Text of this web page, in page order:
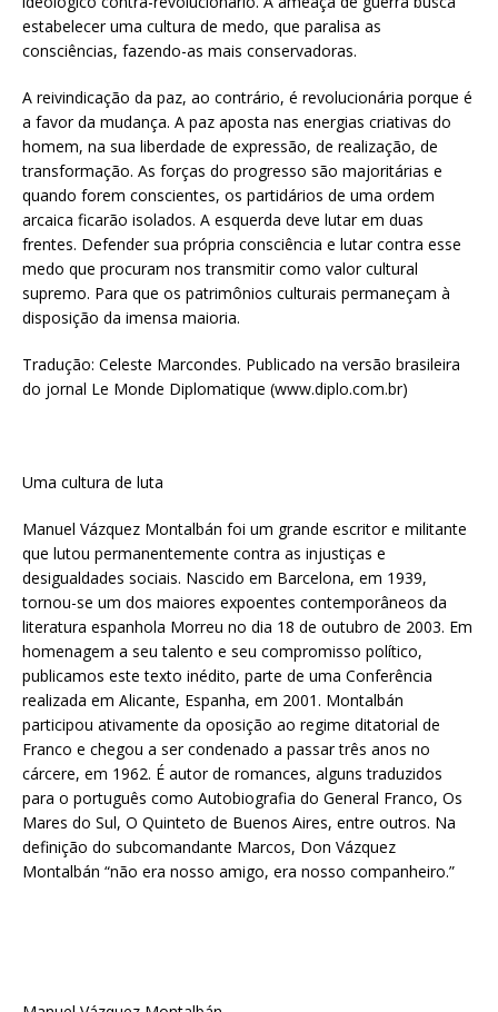
estabelecer uma cultura de medo, que paralisa as
consciências, fazendo-as mais conservadoras.
A reivindicação da paz, ao contrário, é revolucionária porque é
a favor da mudança. A paz aposta nas energias criativas do
homem, na sua liberdade de expressão, de realização, de
transformação. As forças do progresso são majoritárias e
quando forem conscientes, os partidários de uma ordem
arcaica ficarão isolados. A esquerda deve lutar em duas
frentes. Defender sua própria consciência e lutar contra esse
medo que procuram nos transmitir como valor cultural
supremo. Para que os patrimônios culturais permaneçam à
disposição da imensa maioria.
Tradução: Celeste Marcondes. Publicado na versão brasileira
do jornal Le Monde Diplomatique (www.diplo.com.br)
Uma cultura de luta
Manuel Vázquez Montalbán foi um grande escritor e militante
que lutou permanentemente contra as injustiças e
desigualdades sociais. Nascido em Barcelona, em 1939,
tornou-se um dos maiores expoentes contemporâneos da
literatura espanhola Morreu no dia 18 de outubro de 2003. Em
homenagem a seu talento e seu compromisso político,
publicamos este texto inédito, parte de uma Conferência
realizada em Alicante, Espanha, em 2001. Montalbán
participou ativamente da oposição ao regime ditatorial de
Franco e chegou a ser condenado a passar três anos no
cárcere, em 1962. É autor de romances, alguns traduzidos
para o português como Autobiografia do General Franco, Os
Mares do Sul, O Quinteto de Buenos Aires, entre outros. Na
definição do subcomandante Marcos, Don Vázquez
Montalbán “não era nosso amigo, era nosso companheiro.”